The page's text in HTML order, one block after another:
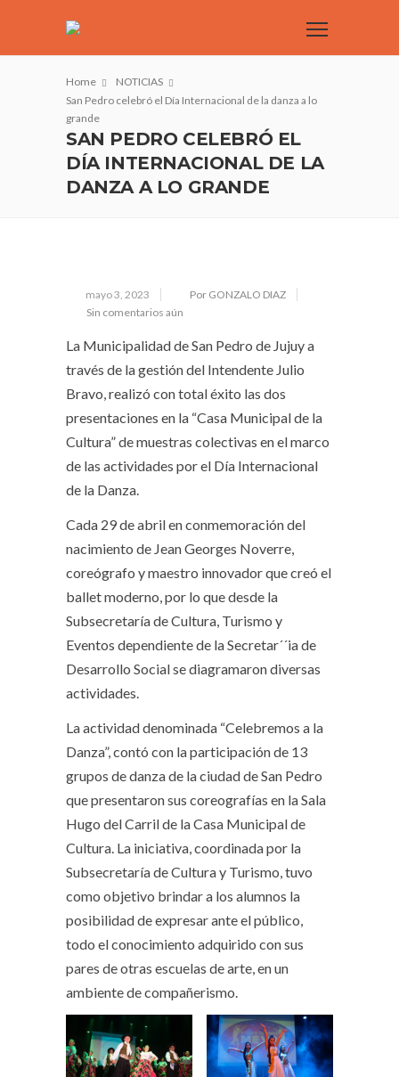
Home
NOTICIAS
San Pedro celebró el Día Internacional de la danza a lo
grande
SAN PEDRO CELEBRÓ EL
DÍA INTERNACIONAL DE LA
DANZA A LO GRANDE
mayo 3, 2023
Por GONZALO DIAZ
Sin comentarios aún
La Municipalidad de San Pedro de Jujuy a
través de la gestión del Intendente Julio
Bravo, realizó con total éxito las dos
presentaciones en la “Casa Municipal de la
Cultura” de muestras colectivas en el marco
de las actividades por el Día Internacional
de la Danza.
Cada 29 de abril en conmemoración del
nacimiento de Jean Georges Noverre,
coreógrafo y maestro innovador que creó el
ballet moderno, por lo que desde la
Subsecretaría de Cultura, Turismo y
Eventos dependiente de la Secretar´´ia de
Desarrollo Social se diagramaron diversas
actividades.
La actividad denominada “Celebremos a la
Danza”, contó con la participación de 13
grupos de danza de la ciudad de San Pedro
que presentaron sus coreografías en la Sala
Hugo del Carril de la Casa Municipal de
Cultura. La iniciativa, coordinada por la
Subsecretaría de Cultura y Turismo, tuvo
como objetivo brindar a los alumnos la
posibilidad de expresar ante el público,
todo el conocimiento adquirido con sus
pares de otras escuelas de arte, en un
ambiente de compañerismo.